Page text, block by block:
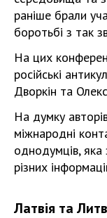
раніше брали
боротьбі з так
На цих
російські
Дворкін та
На думку
міжнародні
однодумців, яка
різних
Латвія та